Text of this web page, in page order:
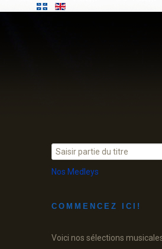
Saisir
partie
du
Nos Medleys
COMMENCEZ ICI!
Voici nos sélections